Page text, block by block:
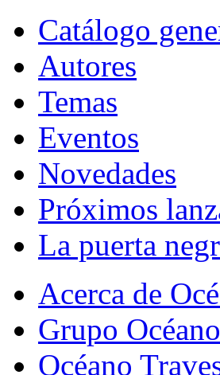
Catálogo
Autores
Temas
Eventos
Novedades
Próximos
La puerta
Acerca de
Grupo Océano
Océano